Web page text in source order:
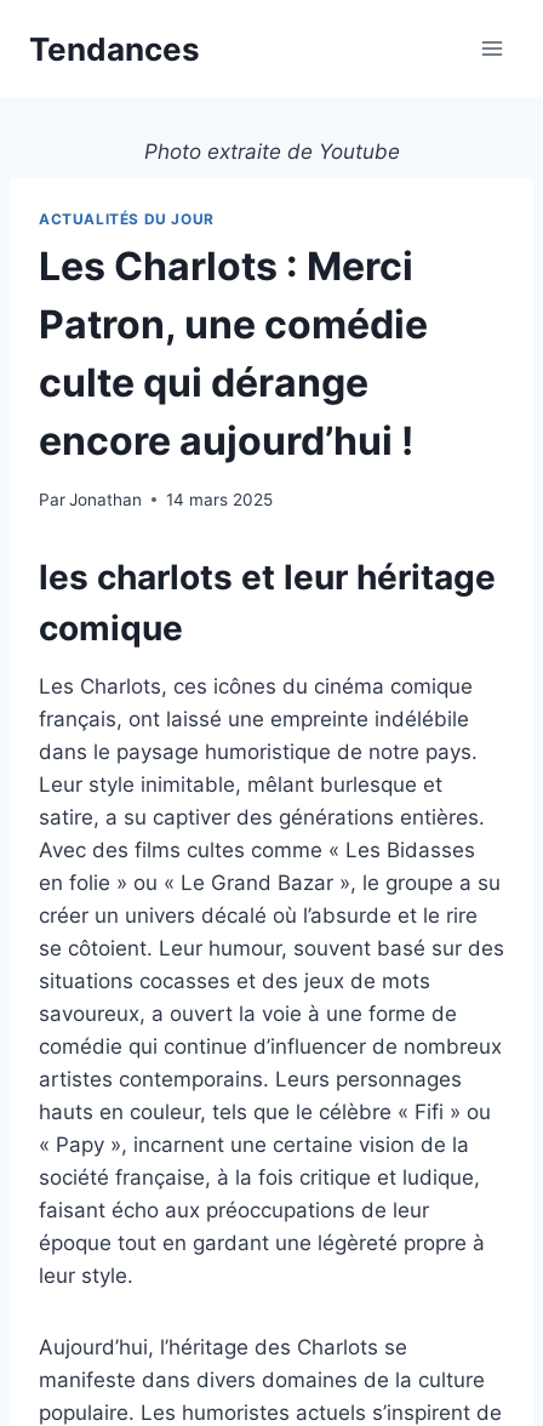
Tendances
Photo extraite de Youtube
ACTUALITÉS DU JOUR
Les Charlots : Merci
Patron, une comédie
culte qui dérange
encore aujourd’hui !
ParJonathan 14 mars 2025
les charlots et leur héritage
comique
Les Charlots, ces icônes du cinéma comique
français, ont laissé une empreinte indélébile
dans le paysage humoristique de notre pays.
Leur style inimitable, mêlant burlesque et
satire, a su captiver des générations entières.
Avec des films cultes comme « Les Bidasses
en folie » ou « Le Grand Bazar », le groupe a su
créer un univers décalé où l’absurde et le rire
se côtoient. Leur humour, souvent basé sur des
situations cocasses et des jeux de mots
savoureux, a ouvert la voie à une forme de
comédie qui continue d’influencer de nombreux
artistes contemporains. Leurs personnages
hauts en couleur, tels que le célèbre « Fifi » ou
« Papy », incarnent une certaine vision de la
société française, à la fois critique et ludique,
faisant écho aux préoccupations de leur
époque tout en gardant une légèreté propre à
leur style.
Aujourd’hui, l’héritage des Charlots se
manifeste dans divers domaines de la culture
populaire. Les humoristes actuels s’inspirent de